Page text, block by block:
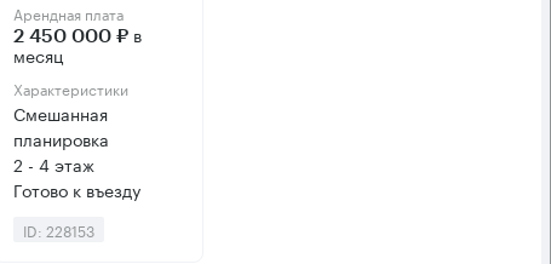
Арендная плата
2 450 000 ₽в
месяц
Характеристики
Смешанная
планировка
2 - 4 этаж
Готово к въезду
ID: 228153